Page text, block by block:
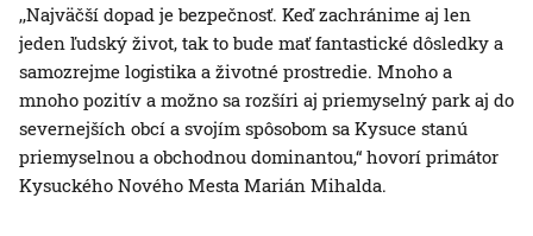
,,Najväčší dopad je bezpečnosť. Keď zachránime aj len
jeden ľudský život, tak to bude mať fantastické dôsledky a
samozrejme logistika a životné prostredie. Mnoho a
mnoho pozitív a možno sa rozšíri aj priemyselný park aj do
severnejších obcí a svojím spôsobom sa Kysuce stanú
priemyselnou a obchodnou dominantou,“ hovorí primátor
Kysuckého Nového Mesta Marián Mihalda.